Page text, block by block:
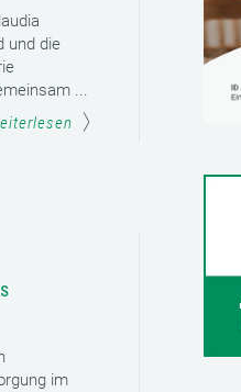
und die
...
im